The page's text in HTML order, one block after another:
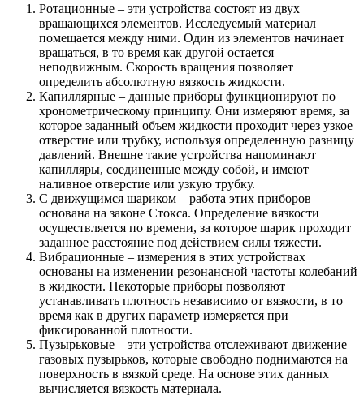
Ротационные – эти устройства состоят из двух
вращающихся элементов. Исследуемый материал
помещается между ними. Один из элементов начинает
вращаться, в то время как другой остается
неподвижным. Скорость вращения позволяет
определить абсолютную вязкость жидкости.
Капиллярные – данные приборы функционируют по
хронометрическому принципу. Они измеряют время, за
которое заданный объем жидкости проходит через узкое
отверстие или трубку, используя определенную разницу
давлений. Внешне такие устройства напоминают
капилляры, соединенные между собой, и имеют
наливное отверстие или узкую трубку.
С движущимся шариком – работа этих приборов
основана на законе Стокса. Определение вязкости
осуществляется по времени, за которое шарик проходит
заданное расстояние под действием силы тяжести.
Вибрационные – измерения в этих устройствах
основаны на изменении резонансной частоты колебаний
в жидкости. Некоторые приборы позволяют
устанавливать плотность независимо от вязкости, в то
время как в других параметр измеряется при
фиксированной плотности.
Пузырьковые – эти устройства отслеживают движение
газовых пузырьков, которые свободно поднимаются на
поверхность в вязкой среде. На основе этих данных
вычисляется вязкость материала.